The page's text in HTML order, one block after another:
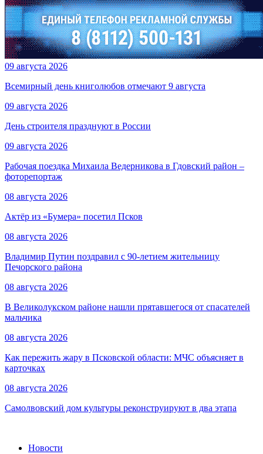
09 августа 2026
Всемирный день книголюбов отмечают 9 августа
09 августа 2026
День строителя празднуют в России
09 августа 2026
Рабочая поездка Михаила Ведерникова в Гдовский район –
фоторепортаж
08 августа 2026
Актёр из «Бумера» посетил Псков
08 августа 2026
Владимир Путин поздравил с 90-летием жительницу
Печорского района
08 августа 2026
В Великолукском районе нашли прятавшегося от спасателей
мальчика
08 августа 2026
Как пережить жару в Псковской области: МЧС объясняет в
карточках
08 августа 2026
Самолвовский дом культуры реконструируют в два этапа
Новости